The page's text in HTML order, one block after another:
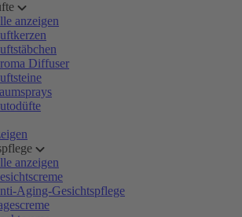
anzeigen
Diffuser
anzeigen
Aging-Gesichtspflege